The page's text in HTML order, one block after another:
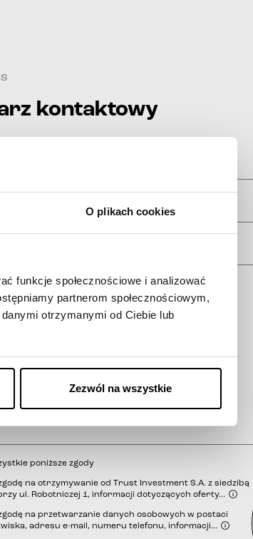
O plikach cookies
funkcje społecznościowe i analizować
partnerom społecznościowym,
otrzymanymi od Ciebie lub
Zezwól na wszystkie
kontaktowy
poniższe zgody
na otrzymywanie od Trust Investment S.A. z siedzibą
ul. Robotniczej 1, informacji dotyczących oferty...
na przetwarzanie danych osobowych w postaci
adresu e-mail, numeru telefonu, informacji...